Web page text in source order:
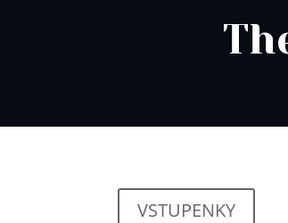
VSTUPENKY